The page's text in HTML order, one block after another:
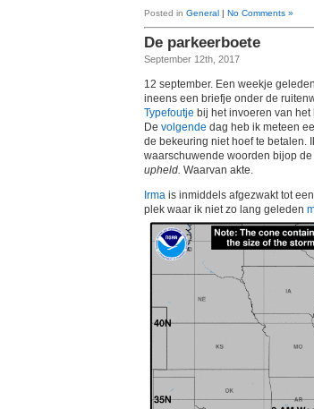
Posted in General | No Comments »
De parkeerboete
September 12th, 2017
12 september. Een weekje
ineens een briefje onder de
Typefoutje bij het invoeren van het
De volgende dag heb ik meteen
de bekeuring niet hoef te betalen.
waarschuwende woorden bijop
upheld. Waarvan akte.
Irma is inmiddels afgezwakt tot
plek waar ik niet zo lang geleden